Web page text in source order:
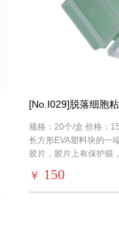
[No.I029]脱落细胞
规格：20个/盒 价格：
长方形EVA塑料块的一
胶片，胶片上有保护膜
塑
￥ 150